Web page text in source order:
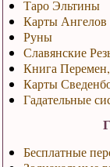
Таро Эльтины
Карты Ангелов
Руны
Славянские
Книга
Карты
Гадательные
Бесплатные